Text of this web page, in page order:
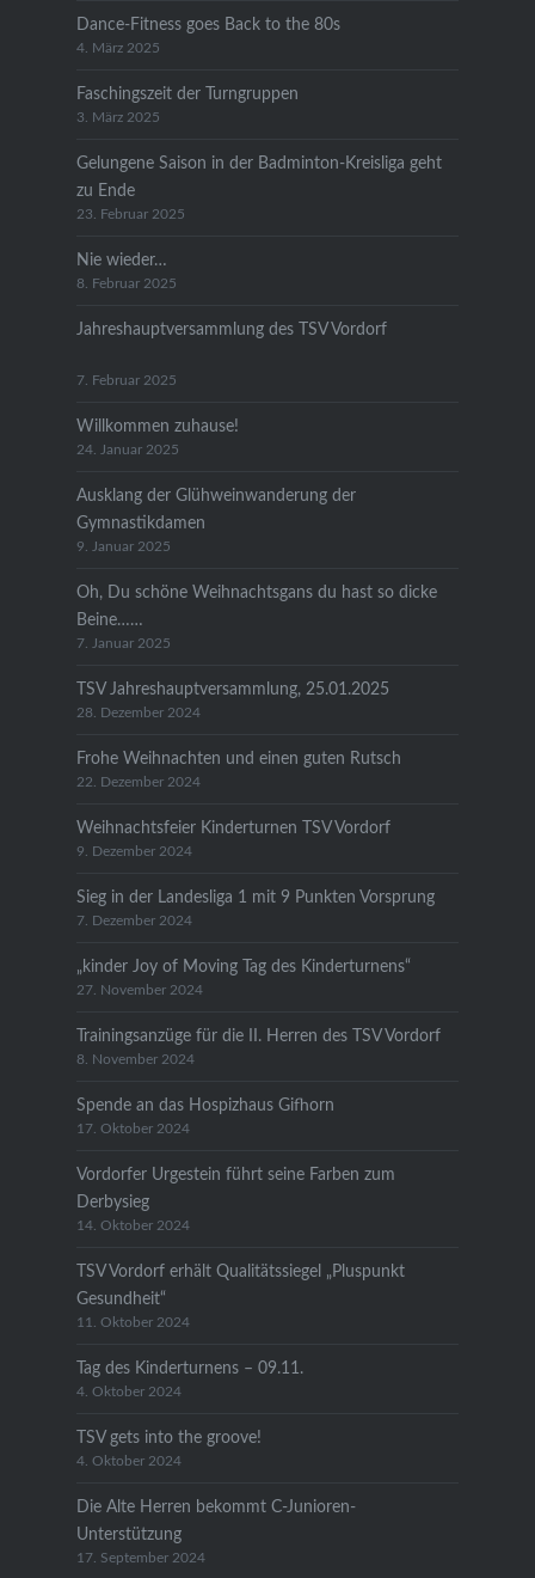
Dance-Fitness goes Back to the 80s
4. März 2025
Faschingszeit der Turngruppen
3. März 2025
Gelungene Saison in der Badminton-Kreisliga geht
zu Ende
23. Februar 2025
Nie wieder…
8. Februar 2025
Jahreshauptversammlung des TSV Vordorf
7. Februar 2025
Willkommen zuhause!
24. Januar 2025
Ausklang der Glühweinwanderung der
Gymnastikdamen
9. Januar 2025
Oh, Du schöne Weihnachtsgans du hast so dicke
Beine……
7. Januar 2025
TSV Jahreshauptversammlung, 25.01.2025
28. Dezember 2024
Frohe Weihnachten und einen guten Rutsch
22. Dezember 2024
Weihnachtsfeier Kinderturnen TSV Vordorf
9. Dezember 2024
Sieg in der Landesliga 1 mit 9 Punkten Vorsprung
7. Dezember 2024
„kinder Joy of Moving Tag des Kinderturnens“
27. November 2024
Trainingsanzüge für die II. Herren des TSV Vordorf
8. November 2024
Spende an das Hospizhaus Gifhorn
17. Oktober 2024
Vordorfer Urgestein führt seine Farben zum
Derbysieg
14. Oktober 2024
TSV Vordorf erhält Qualitätssiegel „Pluspunkt
Gesundheit“
11. Oktober 2024
Tag des Kinderturnens – 09.11.
4. Oktober 2024
TSV gets into the groove!
4. Oktober 2024
Die Alte Herren bekommt C-Junioren-
Unterstützung
17. September 2024